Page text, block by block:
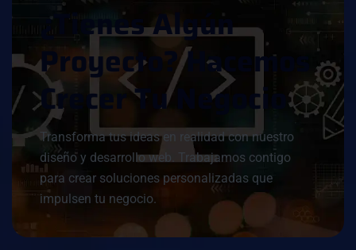
¿ ENESALGÚN
PROYECT O?H AC M
CR E C ERT UN EGO CI
Transforma tus ideas en realidad con nuestro
diseño y desarrollo web. Trabajamos contigo
para crear soluciones personalizadas que
impulsen tu negocio.